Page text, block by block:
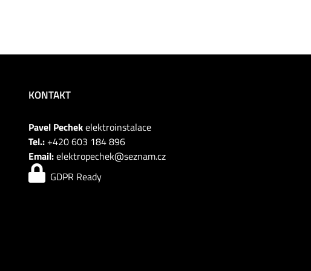
KONTAKT
Pavel Pechekelektroinstalace
Tel.:+420 603 184 896
Email:elektropechek@seznam.cz
GDPR Ready